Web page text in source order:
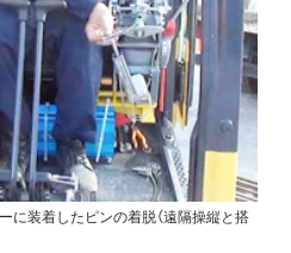
に装着したピンの着脱（遠隔操縦と搭